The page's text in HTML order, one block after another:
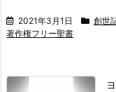
2021年3月1日 創世
著作権フリー聖書